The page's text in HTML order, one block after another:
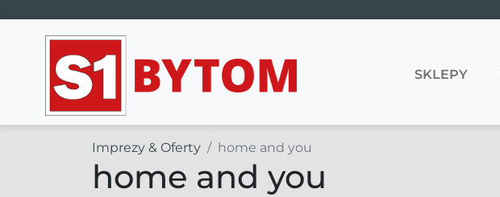
Main Navigation SKLEPY
Imprezy & Oferty home and you
home and you